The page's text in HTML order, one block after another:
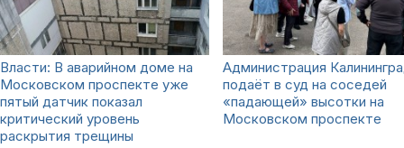
Власти: В аварийном доме на
Московском проспекте уже
пятый датчик показал
критический уровень
раскрытия трещины
Администрация
подаёт в суд на соседей
«падающей» высотки на
Московском проспекте